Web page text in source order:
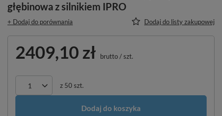
głębinowa z silnikiem IPRO
+ Dodaj do porównania Dodaj do listy zakupowej
2409,10 zł brutto/szt.
z 50 szt.
Dodaj do koszyka